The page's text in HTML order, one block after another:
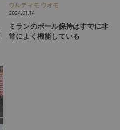
ウルティモ ウオモ
2024.01.14
ミランのボール保持はすでに非
常によく機能している